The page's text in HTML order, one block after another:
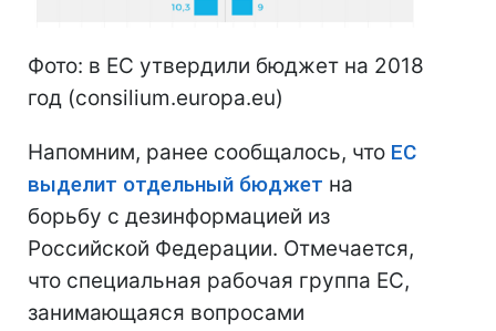
Фото: в ЕС утвердили бюджет на 2018
год (consilium.europa.eu)
Напомним, ранее сообщалось, что ЕС
выделит отдельный бюджет на
борьбу с дезинформацией из
Российской Федерации. Отмечается,
что специальная рабочая группа ЕС,
занимающаяся вопросами